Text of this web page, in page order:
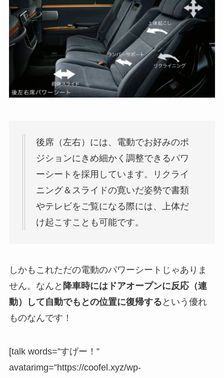
後席（左右）には、電動でお好みのポ
ジションにきめ細かく調整できるパワ
ーシートを採用しています。リクライ
ニング＆スライドの寛いだ姿勢で書類
やテレビをご覧になる際には、上体だ
け起こすことも可能です。
しかもこれただの電動のパワーシートじゃありま
せん。なんと 降車時にはドアオープンに反応（連
動）して自動でもとの位置に復帰する という優れ
ものなんです！
[talk words=”すげー！”
avatarimg=”https://coofel.xyz/wp-